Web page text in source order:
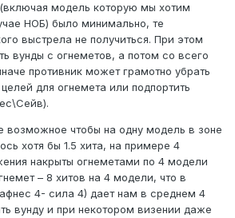
модель которую мы хотим
НОБ) было минимально, те
выстрела не получиться. При этом
вунды с огнеметов, а потом со всего
противник может грамотно убрать
для огнемета или подпортить
возможное чтобы на одну модель в зоне
хотя бы 1.5 хита, на примере 4
накрыты огнеметами по 4 модели
– 8 хитов на 4 модели, что в
4- сила 4) дает нам в среднем 4
вунду и при некотором визении даже